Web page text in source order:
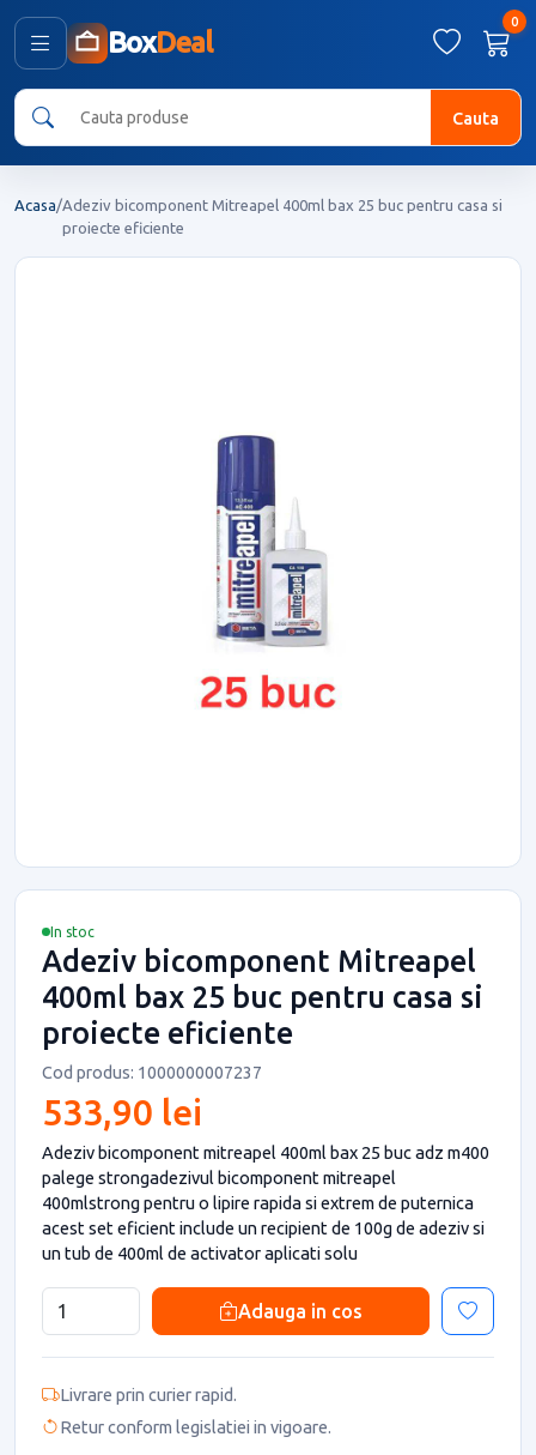
BoxDeal
0
Cauta
Acasa/Adeziv bicomponent Mitreapel 400ml bax 25 buc pentru casa si
proiecte eficiente
In stoc
Adeziv bicomponent Mitreapel
400ml bax 25 buc pentru casa si
proiecte eficiente
Cod produs: 1000000007237
533,90 lei
Adeziv bicomponent mitreapel 400ml bax 25 buc adz m400
palege strongadezivul bicomponent mitreapel
400mlstrong pentru o lipire rapida si extrem de puternica
acest set eficient include un recipient de 100g de adeziv si
un tub de 400ml de activator aplicati solu
Adauga in cos
Livrare prin curier rapid.
Retur conform legislatiei in vigoare.